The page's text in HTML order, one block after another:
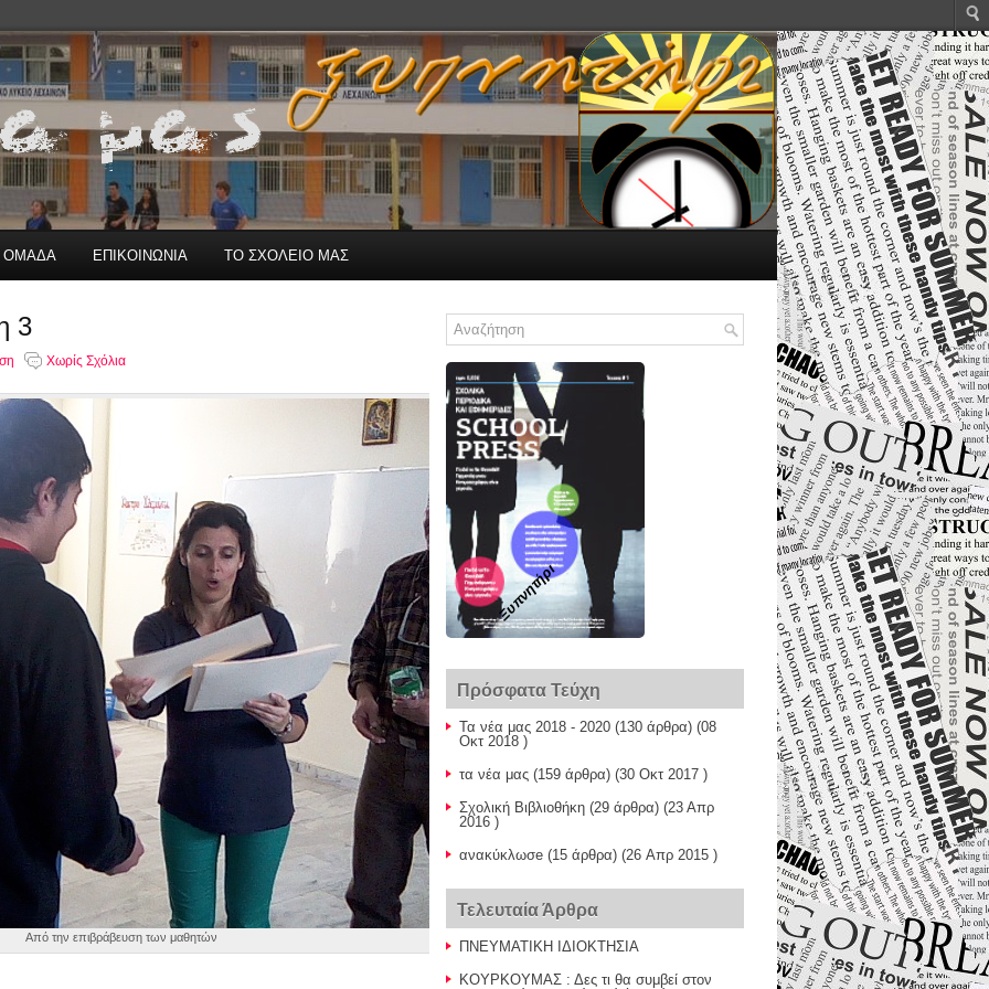
ΟΜΑΔΑ ΕΠΙΚΟΙΝΩΝΙΑ ΤΟ ΣΧΟΛΕΙΟ ΜΑΣ
3
Χωρίς Σχόλια
Από την επιβράβευση των μαθητών
Ξυπνητήρι
Πρόσφατα Τεύχη
Τα νέα μας 2018 - 2020 (130 άρθρα) (08
Οκτ 2018 )
τα νέα μας (159 άρθρα) (30 Οκτ 2017 )
Σχολική Βιβλιοθήκη (29 άρθρα) (23 Απρ
2016 )
ανακύκλωσe (15 άρθρα) (26 Απρ 2015 )
Τελευταία Άρθρα
ΠΝΕΥΜΑΤΙΚΗ ΙΔΙΟΚΤΗΣΙΑ
ΚΟΥΡΚΟΥΜΑΣ : Δες τι θα συμβεί στον